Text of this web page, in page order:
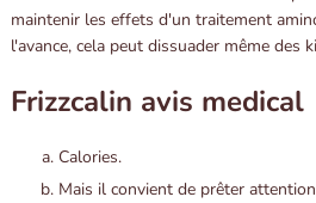
maintenir les effets d'un traitement
l'avance, cela peut dissuader même des
Frizzcalin avis medical
Calories.
Mais il convient de prêter